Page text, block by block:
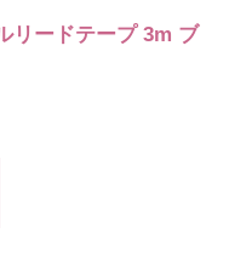
リードテープ 3m ブ